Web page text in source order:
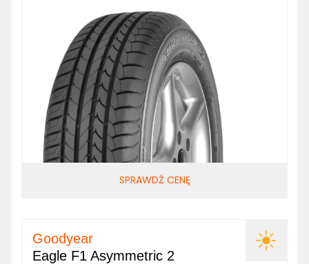
SPRAWDŹ CENĘ
Goodyear
Eagle F1 Asymmetric 2